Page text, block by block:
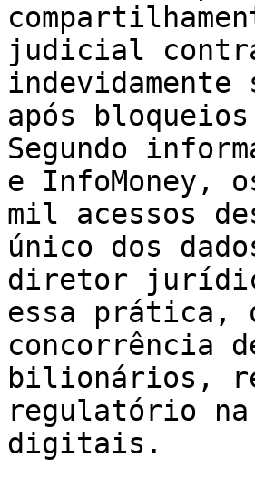
judicial
indevidamente
após
Segundo
e InfoMoney,
mil acessos
único dos
diretor
essa prática,
concorrência
bilionários,
regulatório
digitais.